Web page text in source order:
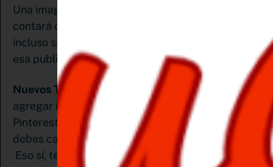
Una imagen de pin completamente nueva
contará como contenido nuevo en Pinterest
incluso si ya antes habias compartido un enlace a
esa publicación.
Nuevos Títulos y descripciones:
es mejor
agregar imágenes completamente nuevas a
Pinterest como contenido nuevo. Pero también
debes cambiar los títulos y las descripciones.
Eso sí, ten en cuenta que Pinterest es un motor